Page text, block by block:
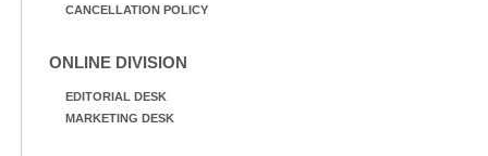
CANCELLATION POLICY
ONLINE DIVISION
EDITORIAL DESK
MARKETING DESK